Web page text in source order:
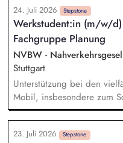
Stakeholder. Darüber
Entwicklung einer
Projekten und Initiativen.
Implementierung aktueller
Nachhaltigkeit.
24. Juli 2026 Stepstone
Werkstudent:in (m/w/
Fachgruppe Planung
NVBW -
Stuttgart
Unterstützung bei den
Mobil, insbesondere zum
Verkehrsplanung.
Durchführung von
Kommunikationsmaterialien
23. Juli 2026 Stepstone